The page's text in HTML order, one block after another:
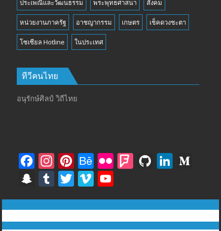
ประเพณีและวัฒนธรรม พระพุทธศาสนา สังคม
หน่วยงานภาครัฐ อาชญากรรม เกษตร เช็คดวงชะตา
โซเซียล Hotline ในประเทศ
ทีวีคนไทย
อนุรักษ์ศิลป์ วิถีไทย
F
ac
e
b
o
In
st
a
gr
a
Pi
nt
er
e
st
B
e
h
a
n
Fli F
rs
q
Gi
u
b
Li
e
dI
u
m
S
n
a
p
T
u
m
bl
T
w
itt
er
Vi
m
e
o
o
u
T